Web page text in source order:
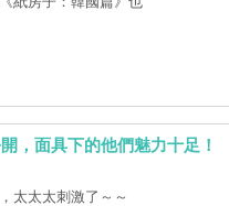
，面具下的他們魅力十足！
太太太刺激了～～